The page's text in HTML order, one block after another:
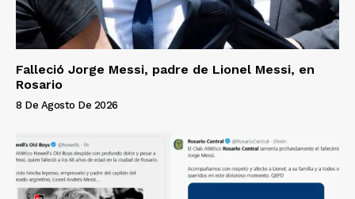
Falleció Jorge Messi, padre de Lionel Messi, en
Rosario
8 De Agosto De 2026